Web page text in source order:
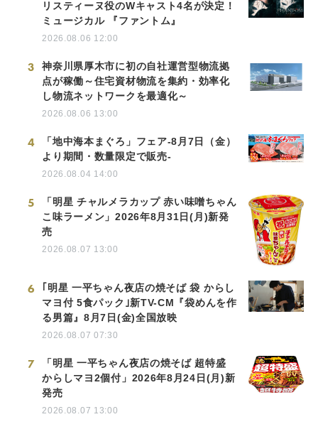
リスティーヌ役のWキャスト4名が決定！
ミュージカル 『ファントム』
2026.08.06 12:00
3
神奈川県厚木市に初の自社運営型物流拠
点が稼働～住宅資材物流を集約・効率化
し物流ネットワークを最適化～
2026.08.06 13:00
4
「地中海本まぐろ」フェア-8月7日（金）
より期間・数量限定で販売-
2026.08.04 14:00
5
「明星 チャルメラカップ 赤い味噌ちゃん
こ味ラーメン」2026年8月31日(月)新発
売
2026.08.07 13:00
6
｢明星 一平ちゃん夜店の焼そば 袋 からし
マヨ付 5食パック｣新TV-CM『袋めんを作
る男篇』8月7日(金)全国放映
2026.08.07 07:30
7
「明星 一平ちゃん夜店の焼そば 超特盛
からしマヨ2個付」2026年8月24日(月)新
発売
2026.08.07 13:00